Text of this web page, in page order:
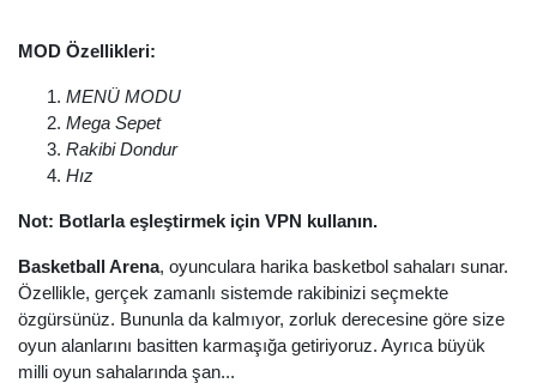
MOD Özellikleri:
MENÜ MODU
Mega Sepet
Rakibi Dondur
Hız
Not: Botlarla eşleştirmek için VPN kullanın.
Basketball Arena, oyunculara harika basketbol sahaları sunar.
Özellikle, gerçek zamanlı sistemde rakibinizi seçmekte
özgürsünüz. Bununla da kalmıyor, zorluk derecesine göre size
oyun alanlarını basitten karmaşığa getiriyoruz. Ayrıca büyük
milli oyun sahalarında şan...